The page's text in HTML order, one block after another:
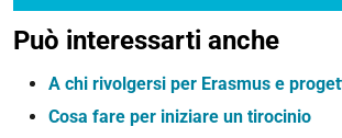
Può interessarti anche
A chi rivolgersi per Erasmus e
Cosa fare per iniziare un tirocinio